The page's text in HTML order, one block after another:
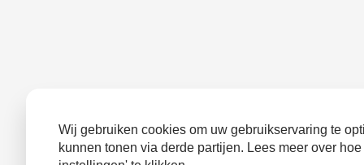
Wij gebruiken cookies om uw gebruikservaring te
kunnen tonen via derde partijen. Lees meer over